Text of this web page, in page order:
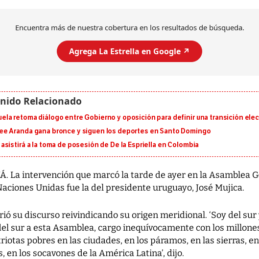
Encuentra más de nuestra cobertura en los resultados de búsqueda.
Agrega La Estrella en Google ↗️
retoma diálogo entre Gobierno y oposición para definir una transición
Aranda gana bronce y siguen los deportes en Santo Domingo
a la toma de posesión de De la Espriella en Colombia
La intervención que marcó la tarde de ayer en la Asamblea
Unidas fue la del presidente uruguayo, José Mujica.
su discurso reivindicando su origen meridional. ‘Soy del sur
sur a esta Asamblea, cargo inequívocamente con los
pobres en las ciudades, en los páramos, en las sierras,
en los socavones de la América Latina’, dijo.
al sur de Japón,